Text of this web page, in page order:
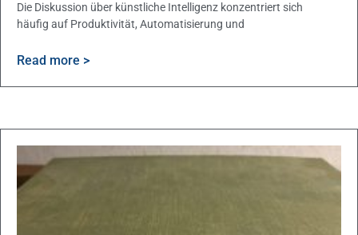
Die Diskussion über künstliche Intelligenz konzentriert sich
häufig auf Produktivität, Automatisierung und
Read more >